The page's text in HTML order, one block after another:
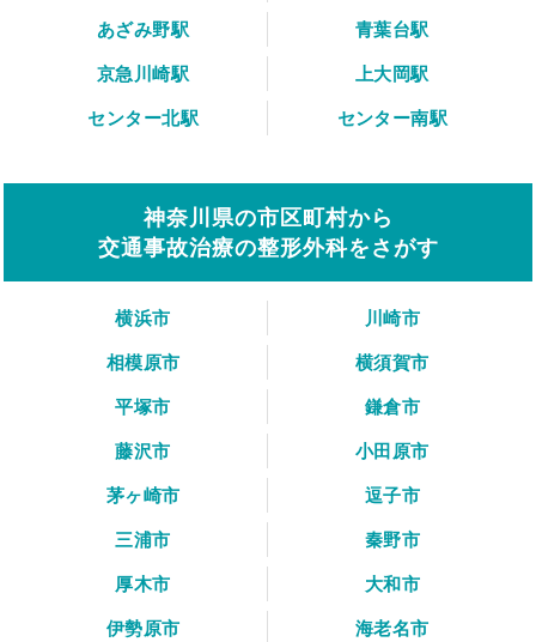
あざみ野駅
青葉台駅
京急川崎駅
上大岡駅
センター北駅
センター南駅
神奈川県の市区町村から
交通事故治療の整形外科をさがす
横浜市
川崎市
相模原市
横須賀市
平塚市
鎌倉市
藤沢市
小田原市
茅ヶ崎市
逗子市
三浦市
秦野市
厚木市
大和市
伊勢原市
海老名市